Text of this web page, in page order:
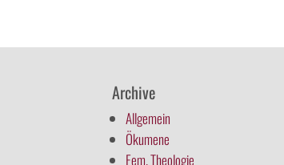
Archive
Allgemein
Ökumene
Fem. Theologie